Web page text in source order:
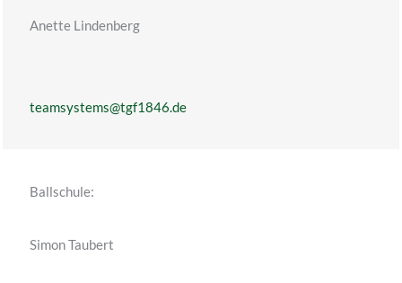
Anette Lindenberg
teamsystems@tgf1846.de
Ballschule:
Simon Taubert